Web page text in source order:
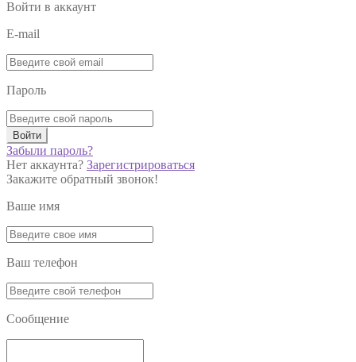
Войти в аккаунт
E-mail
Пароль
Войти
Забыли пароль?
Нет аккаунта? Зарегистрироваться
Закажите обратный звонок!
Ваше имя
Ваш телефон
Сообщение